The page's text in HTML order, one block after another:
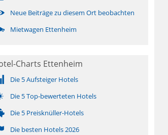
Neue Beiträge zu diesem Ort beobachten
Mietwagen Ettenheim
Charts Ettenheim
Die 5 Aufsteiger Hotels
Die 5 Top-bewerteten Hotels
Die 5 Preisknüller-Hotels
Die besten Hotels 2026